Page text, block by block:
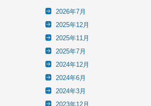
2026年7月
2025年12月
2025年11月
2025年7月
2024年12月
2024年6月
2024年3月
2023年12月